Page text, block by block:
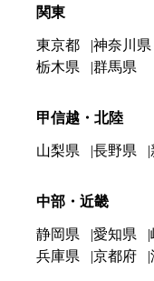
関東
東京都 神奈川県
栃木県
群馬県
甲信越・北陸
山梨県 長野県
中部・近畿
静岡県 愛知県
兵庫県
京都府